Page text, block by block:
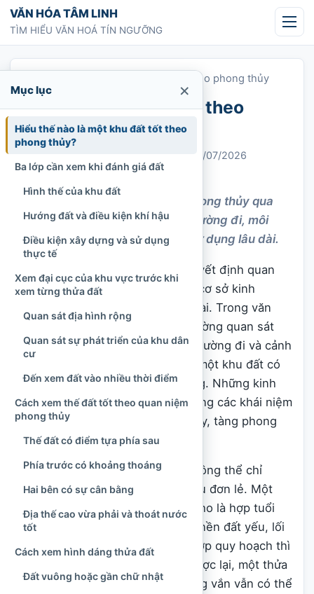
Chuyển tới nội dung
VĂN HÓA TÂM LINH
TÌM HIỂU VĂN HOÁ TÍN NGƯỠNG
Cách xem đất tốt xấu theo phong thủy
Cách xem đất tốt xấu theo
phong thủy
Cập nhật: 14/07/2026
Phong thủy
828 lượt xem
Cách xem đất tốt xấu theo phong thủy qua
địa thế, hướng, dòng nước, đường đi, môi
trường, pháp lý và nhu cầu sử dụng lâu dài.
Chọn đất là một trong những quyết định quan
trọng khi xây nhà, lập vườn, mở cơ sở kinh
doanh hoặc tạo dựng nơi ở lâu dài. Trong văn
hóa truyền thống, người Việt thường quan sát
thế đất, hướng gió, dòng nước, đường đi và cảnh
quan xung quanh để nhận định một khu đất có
thuận lợi cho đời sống hay không. Những kinh
nghiệm ấy dần được diễn giải bằng các khái niệm
như sinh khí, minh đường, tụ thủy, tàng phong
hay thế đất nở hậu.
Tuy nhiên, đất “tốt” hay “xấu” không thể chỉ
được xác định bằng một dấu hiệu đơn lẻ. Một
mảnh đất quay về hướng được cho là hợp tuổi
nhưng thường xuyên ngập úng, nền đất yếu, lối
đi tranh chấp hoặc không phù hợp quy hoạch thì
khó trở thành nơi ở ổn định. Ngược lại, một thửa
đất có hình dáng chưa thật vuông vắn vẫn có thể
Mục lục ×
Hiểu thế nào là một khu đất tốt theo
phong thủy?
Ba lớp cần xem khi đánh giá đất
Hình thế của khu đất
Hướng đất và điều kiện khí hậu
Điều kiện xây dựng và sử dụng
thực tế
Xem đại cục của khu vực trước khi
xem từng thửa đất
Quan sát địa hình rộng
Quan sát sự phát triển của khu dân
cư
Đến xem đất vào nhiều thời điểm
Cách xem thế đất tốt theo quan niệm
phong thủy
Thế đất có điểm tựa phía sau
Phía trước có khoảng thoáng
Hai bên có sự cân bằng
Địa thế cao vừa phải và thoát nước
tốt
Cách xem hình dáng thửa đất
Đất vuông hoặc gần chữ nhật